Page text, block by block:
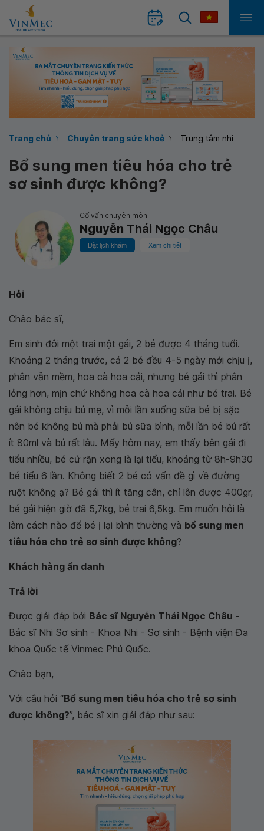
Trang chủ Chuyên trang sức khoẻ Trung tâm nhi
Bổ sung men tiêu hóa cho trẻ
sơ sinh được không?
Cố vấn chuyên môn
Nguyễn Thái Ngọc Châu
Đặt lịch khám Xem chi tiết
Hỏi
Chào bác sĩ,
Em sinh đôi một trai một gái, 2 bé được 4 tháng tuổi.
Khoảng 2 tháng trước, cả 2 bé đều 4-5 ngày mới chịu ị,
phân vẫn mềm, hoa cà hoa cải, nhưng bé gái thì phân
lỏng hơn, mịn chứ không hoa cà hoa cải như bé trai. Bé
gái không chịu bú mẹ, vì mỗi lần xuống sữa bé bị sặc
nên bé không bú mà phải bú sữa bình, mỗi lần bé bú rất
ít 80ml và bú rất lâu. Mấy hôm nay, em thấy bên gái đi
tiểu nhiều, bé cứ rặn xong là lại tiểu, khoảng từ 8h-9h30
bé tiểu 6 lần. Không biết 2 bé có vấn đề gì về đường
ruột không ạ? Bé gái thì ít tăng cân, chỉ lên được 400gr,
bé gái hiện giờ đã 5,7kg, bé trai 6,5kg. Em muốn hỏi là
làm cách nào để bé ị lại bình thường và bổ sung men
tiêu hóa cho trẻ sơ sinh được không?
Khách hàng ẩn danh
Trả lời
Được giải đáp bởi Bác sĩ Nguyễn Thái Ngọc Châu -
Bác sĩ Nhi Sơ sinh - Khoa Nhi - Sơ sinh - Bệnh viện Đa
khoa Quốc tế Vinmec Phú Quốc.
Chào bạn,
Với câu hỏi “Bổ sung men tiêu hóa cho trẻ sơ sinh
được không?”, bác sĩ xin giải đáp như sau: